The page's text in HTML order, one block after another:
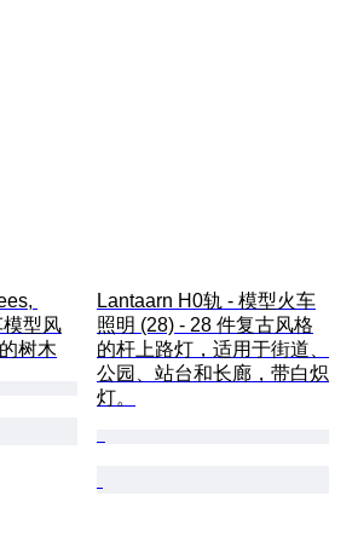
型风
树木
Lantaarn H0轨 - 模型火车
照明 (28) - 28 件复古风格
的杆上路灯，适用于街道、
公园、站台和长廊，带白炽
灯。